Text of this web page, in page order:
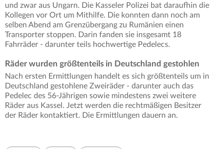
und zwar aus Ungarn. Die Kasseler Polizei bat daraufhin die
Kollegen vor Ort um Mithilfe. Die konnten dann noch am
selben Abend am Grenzübergang zu Rumänien einen
Transporter stoppen. Darin fanden sie insgesamt 18
Fahrräder - darunter teils hochwertige Pedelecs.
Räder wurden größtenteils in Deutschland gestohlen
Nach ersten Ermittlungen handelt es sich größtenteils um in
Deutschland gestohlene Zweiräder - darunter auch das
Pedelec des 56-Jährigen sowie mindestens zwei weitere
Räder aus Kassel. Jetzt werden die rechtmäßigen Besitzer
der Räder kontaktiert. Die Ermittlungen dauern an.